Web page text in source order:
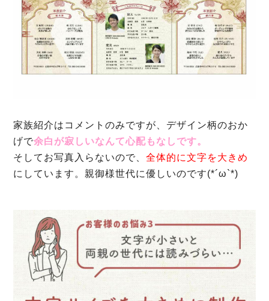
家族紹介はコメントのみですが、デザイン柄のおか
げで余白が寂しいなんて心配もなしです。
そしてお写真入らないので、全体的に文字を大きめ
にしています。親御様世代に優しいのです(*´ω`*)